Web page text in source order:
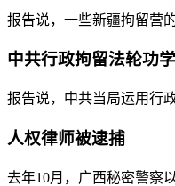
报告说，一些新疆拘留营
中共行政拘留法轮功
报告说，中共当局运用行
人权律师被逮捕
去年10月，广西秘密警察